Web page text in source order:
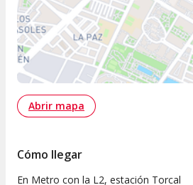
Abrir mapa
Cómo llegar
En Metro con la L2, estación Torcal